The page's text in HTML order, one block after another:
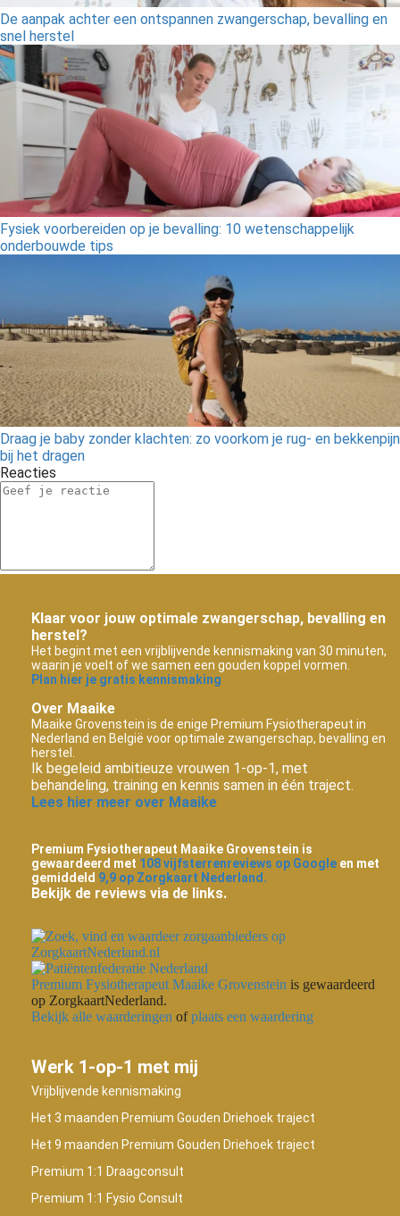
De aanpak achter een ontspannen zwangerschap, bevalling en
snel herstel
Fysiek voorbereiden op je bevalling: 10 wetenschappelijk
onderbouwde tips
Draag je baby zonder klachten: zo voorkom je rug- en bekkenpijn
bij het dragen
Reacties
Klaar voor jouw optimale zwangerschap, bevalling en
herstel?
Het begint met een vrijblijvende kennismaking van 30 minuten,
waarin je voelt of we samen een gouden koppel vormen.
Plan hier je gratis kennismaking
Over Maaike
Maaike Grovenstein is de enige Premium Fysiotherapeut in
Nederland en België voor optimale zwangerschap, bevalling en
herstel.
Ik begeleid ambitieuze vrouwen 1-op-1, met
behandeling, training en kennis samen in één traject.
Lees hier meer over Maaike
Premium Fysiotherapeut Maaike Grovenstein is
gewaardeerd met 108 vijfsterrenreviews op Google en met
gemiddeld 9,9 op Zorgkaart Nederland.
Bekijk de reviews via de links.
Premium Fysiotherapeut Maaike Grovenstein is gewaardeerd
op ZorgkaartNederland.
Bekijk alle waarderingen ofplaats een waardering
Werk 1-op-1 met mij
Vrijblijvende kennismaking
Het 3 maanden Premium Gouden Driehoek traject
Het 9 maanden Premium Gouden Driehoek traject
Premium 1:1 Draagconsult
Premium 1:1 Fysio Consult